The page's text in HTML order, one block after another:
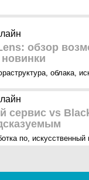
обзор
, облака,
сервис vs
по, искусственный